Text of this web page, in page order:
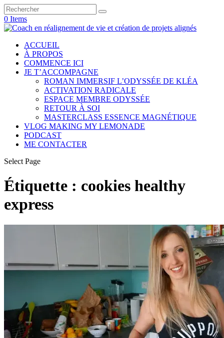
0 Items
ACCUEIL
À PROPOS
COMMENCE ICI
JE T’ACCOMPAGNE
ROMAN IMMERSIF L’ODYSSÉE DE KLÉA
ACTIVATION RADICALE
ESPACE MEMBRE ODYSSÉE
RETOUR À SOI
MASTERCLASS ESSENCE MAGNÉTIQUE
VLOG MAKING MY LEMONADE
PODCAST
ME CONTACTER
Select Page
Étiquette : cookies healthy
express